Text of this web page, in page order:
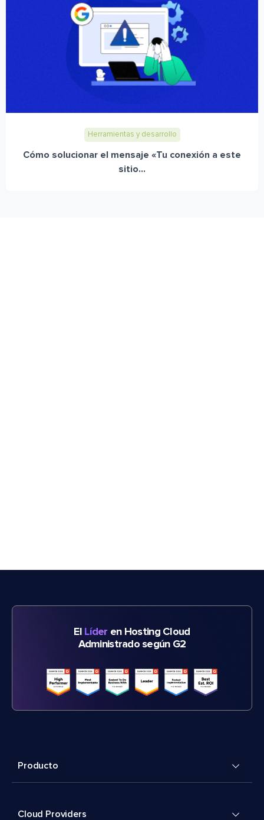
Herramientas y desarrollo
Cómo solucionar el mensaje «Tu conexión a este
sitio...
El Líder en Hosting Cloud
Administrado según G2
Producto
Cloud Providers